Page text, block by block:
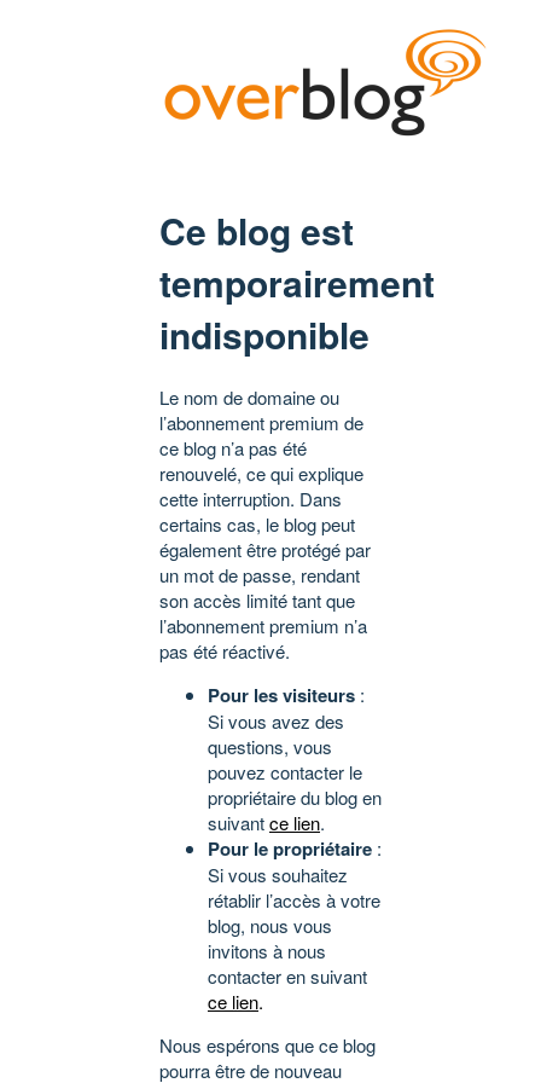
Ce blog est
temporairement
indisponible
Le nom de domaine ou
l’abonnement premium de
ce blog n’a pas été
renouvelé, ce qui explique
cette interruption. Dans
certains cas, le blog peut
également être protégé par
un mot de passe, rendant
son accès limité tant que
l’abonnement premium n’a
pas été réactivé.
Pour les visiteurs :
Si vous avez des
questions, vous
pouvez contacter le
propriétaire du blog en
suivantce lien.
Pour le propriétaire :
Si vous souhaitez
rétablir l’accès à votre
blog, nous vous
invitons à nous
contacter en suivant
ce lien.
Nous espérons que ce blog
pourra être de nouveau